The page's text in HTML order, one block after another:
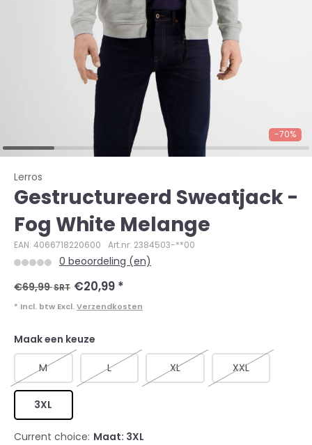
-70%
Lerros
Gestructureerd Sweatjack -
Fog White Melange
EAN: 4066718220600 Art.nr: 2384503-**00
0 beoordeling (en)
€69,99SRT €20,99 *
* Incl. btw Excl. Verzendkosten
Maak een keuze
M L XL XXL
3XL
Current choice: Maat: 3XL